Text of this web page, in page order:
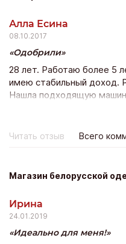
Алла Есина
08.10.2017
Одобрили
28 лет. Работаю более 5
имею стабильный доход.
Нашла подходящую
из которых мне 4
Тогда я в интернете
даже не перезвонили.
кредитования на 5 лет со
днем поехала и забрала
Читать отзыв
Всего
Магазин белорусской
Ирина
24.01.2019
Идеально для меня!